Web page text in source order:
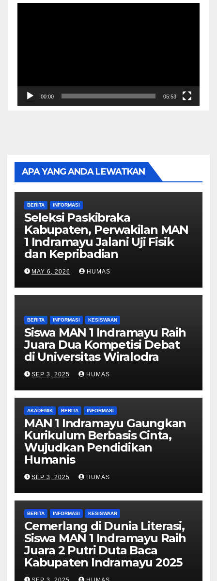
00:00 05:53
APA YANG ANDA LEWATKAN
BERITA INFORMASI
Seleksi Paskibraka
Kabupaten, Perwakilan MAN
1 Indramayu Jalani Uji Fisik
dan Kepribadian
MAY 6, 2026 HUMAS
BERITA INFORMASI KESISWAAN
Siswa MAN 1 Indramayu Raih
Juara Dua Kompetisi Debat
di Universitas Wiralodra
SEP 3, 2025 HUMAS
AKADEMIK BERITA INFORMASI
MAN 1 Indramayu Gaungkan
Kurikulum Berbasis Cinta,
Wujudkan Pendidikan
Humanis
SEP 3, 2025 HUMAS
BERITA INFORMASI KESISWAAN
Cemerlang di Dunia Literasi,
Siswa MAN 1 Indramayu Raih
Juara 2 Putri Duta Baca
Kabupaten Indramayu 2025